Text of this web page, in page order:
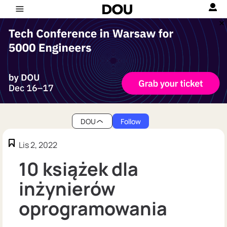
DOU Follow
Lis 2, 2022
10 książek dla
inżynierów
oprogramowania